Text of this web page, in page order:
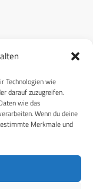
Technologien wie
darauf zuzugreifen.
wie das
Wenn du deine
Merkmale und